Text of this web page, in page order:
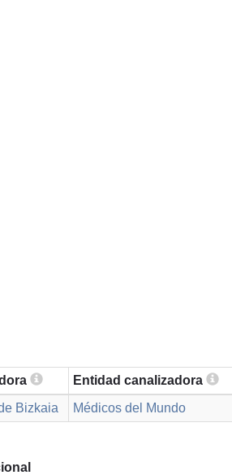
Entidad canalizadora
Bizkaia
Médicos del Mundo